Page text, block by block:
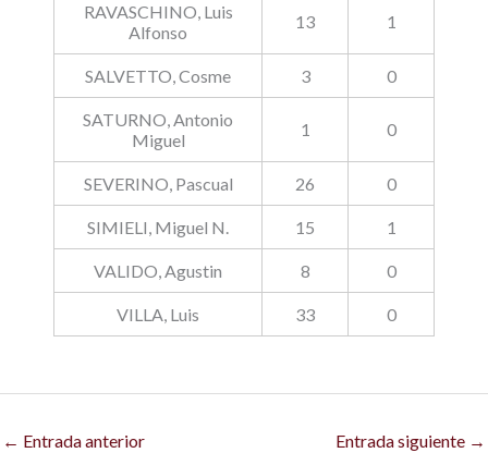
RAVASCHINO, Luis
Alfonso
13 1
SALVETTO, Cosme 3 0
SATURNO, Antonio
Miguel
1 0
SEVERINO, Pascual 26 0
SIMIELI, Miguel N. 15 1
VALIDO, Agustin 8 0
VILLA, Luis 33 0
← Entrada anterior Entrada siguiente →